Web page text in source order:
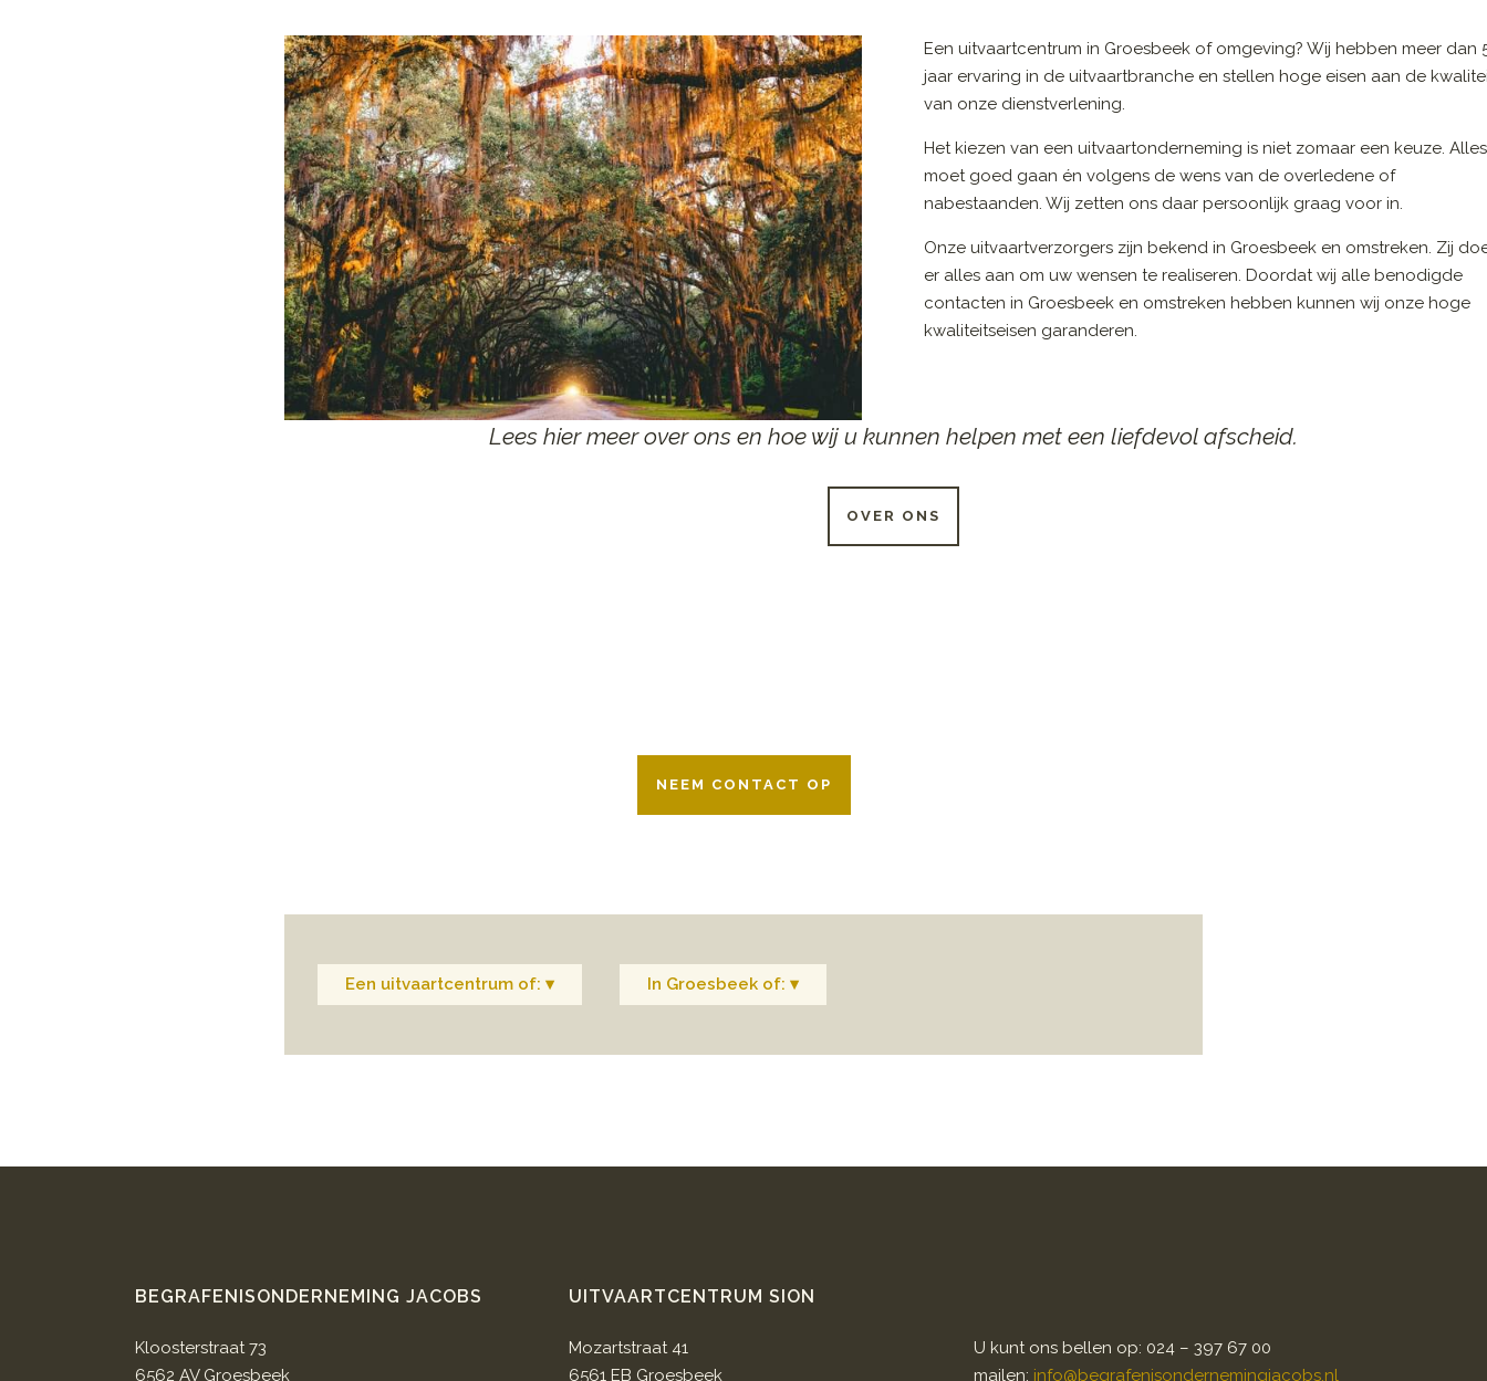
Een uitvaartcentrum in Groesbeek of omgeving? Wij hebben meer dan
jaar ervaring in de uitvaartbranche en stellen hoge eisen aan de
van onze dienstverlening.
Het kiezen van een uitvaartonderneming is niet zomaar een keuze. Alles
moet goed gaan én volgens de wens van de overledene of
nabestaanden. Wij zetten ons daar persoonlijk graag voor in.
Onze uitvaartverzorgers zijn bekend in Groesbeek en omstreken. Zij
er alles aan om uw wensen te realiseren. Doordat wij alle benodigde
contacten in Groesbeek en omstreken hebben kunnen wij onze hoge
kwaliteitseisen garanderen.
Lees hier meer over ons en hoe wij u kunnen helpen met een liefdevol afscheid.
OVER ONS
NEEM CONTACT OP
Een uitvaartcentrum of: ▾ In Groesbeek of: ▾
BEGRAFENISONDERNEMING JACOBS
Kloosterstraat 73
6562 AV Groesbeek
UITVAARTCENTRUM SION
Mozartstraat 41
6561 EB Groesbeek
U kunt ons bellen op: 024 – 397 67 00
mailen: info@begrafenisondernemingjacobs.nl